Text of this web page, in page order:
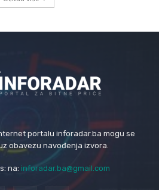
portalu inforadar.ba mogu se
obavezu navođenja izvora.
na: inforadar.ba@gmail.com